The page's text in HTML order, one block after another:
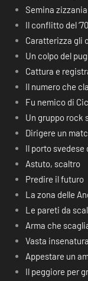
Semina
Il conflitto del
Caratterizza gli
Un colpo del
Cattura e
Il numero che
Fu nemico di
Un gruppo rock
Dirigere un
Il porto svedese
Astuto, scaltro
Predire il futuro
La zona delle
Le pareti da
Arma che
Vasta
Appestare un
Il peggiore per